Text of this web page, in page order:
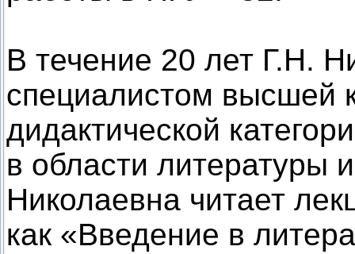
В течение 20 лет Г.Н.
специалистом высшей
дидактической
в области литературы
Николаевна читает
как «Введение в